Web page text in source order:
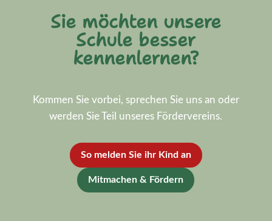
Sie möchten unsere
Schule besser
kennenlernen?
Kommen Sie vorbei, sprechen Sie uns an oder
werden Sie Teil unseres Fördervereins.
So melden Sie ihr Kind an
Mitmachen & Fördern